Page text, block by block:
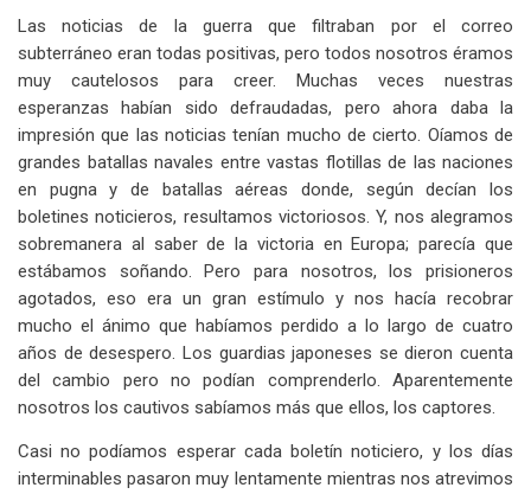
Las noticias de la guerra que filtraban por el correo
subterráneo eran todas positivas, pero todos nosotros éramos
muy cautelosos para creer. Muchas veces nuestras
esperanzas habían sido defraudadas, pero ahora daba la
impresión que las noticias tenían mucho de cierto. Oíamos de
grandes batallas navales entre vastas flotillas de las naciones
en pugna y de batallas aéreas donde, según decían los
boletines noticieros, resultamos victoriosos. Y, nos alegramos
sobremanera al saber de la victoria en Europa; parecía que
estábamos soñando. Pero para nosotros, los prisioneros
agotados, eso era un gran estímulo y nos hacía recobrar
mucho el ánimo que habíamos perdido a lo largo de cuatro
años de desespero. Los guardias japoneses se dieron cuenta
del cambio pero no podían comprenderlo. Aparentemente
nosotros los cautivos sabíamos más que ellos, los captores.
Casi no podíamos esperar cada boletín noticiero, y los días
interminables pasaron muy lentamente mientras nos atrevimos